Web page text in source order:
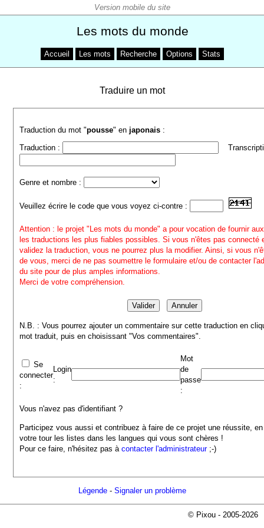
Les mots du monde
Accueil Les mots Recherche Options Stats
Traduire un mot
Traduction du mot "pousse" en japonais :
Traduction :
Genre et nombre :
Veuillez écrire le code que vous voyez ci-contre :
Attention : le projet "Les mots du monde" a pour vocation de fournir
les traductions les plus fiables possibles. Si vous n'êtes pas connecté
validez la traduction, vous ne pourrez plus la modifier. Ainsi, si vous
de vous, merci de ne pas soumettre le formulaire et/ou de contacter
du site pour de plus amples informations.
Merci de votre compréhension.
N.B. : Vous pourrez ajouter un commentaire sur cette traduction en
mot traduit, puis en choisissant "Vos commentaires".
Se
connecter
:
Login
:
Mot
de
passe
:
Vous n'avez pas d'identifiant ?
Participez vous aussi et contribuez à faire de ce projet une réussite,
votre tour les listes dans les langues qui vous sont chères !
Pour ce faire, n'hésitez pas àcontacter l'administrateur;-)
Légende- Signaler un problème
© Pixou - 2005-2026